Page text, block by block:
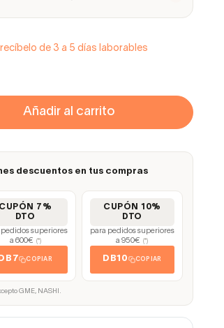
de 3 a 5 días laborables
Añadir al carrito
descuentos en tus compras
CUPÓN 7%
DTO
pedidos superiores
a 600€
(*)
DB7 COPIAR
CUPÓN 10%
DTO
para pedidos superiores
a 950€
(*)
DB10 COPIAR
GME, NASHI.